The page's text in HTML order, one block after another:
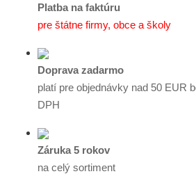
Platba na faktúru
pre štátne firmy, obce a školy
Doprava zadarmo
platí pre objednávky nad 50 EUR
DPH
Záruka 5 rokov
na celý sortiment